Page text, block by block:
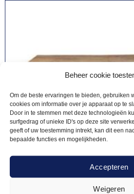
Beheer cookie
Om de beste ervaringen te bieden, gebruiken
cookies om informatie over je apparaat op te
Door in te stemmen met deze technologieën
surfgedrag of unieke ID's op deze site
geeft of uw toestemming intrekt, kan dit een
bepaalde functies en mogelijkheden.
Accepteren
Weigeren